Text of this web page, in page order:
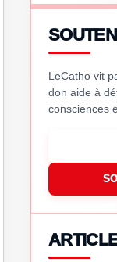
LeCatho vit
don aide à
consciences